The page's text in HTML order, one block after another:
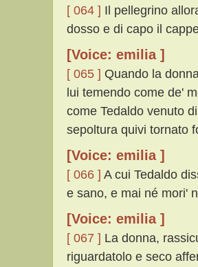
[ 064 ] Il pellegrino
dosso e di capo il
[Voice: emilia ]
[ 065 ] Quando la
lui temendo come de'
come Tedaldo venuto
sepoltura quivi tornato
[Voice: emilia ]
[ 066 ] A cui Tedaldo
e sano, e mai né mori'
[Voice: emilia ]
[ 067 ] La donna,
riguardatolo e seco